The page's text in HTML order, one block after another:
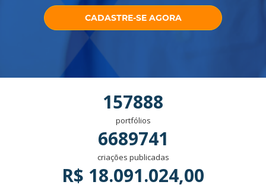
CADASTRE-SE AGORA
157888
portfólios
6689741
criações publicadas
R$ 18.091.024,00